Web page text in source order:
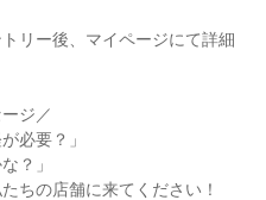
リー後、マイページにて詳細
ジ／
必要？」
？」
ちの店舗に来てください！